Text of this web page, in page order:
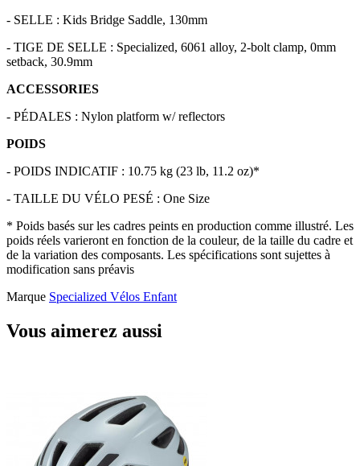
- SELLE : Kids Bridge Saddle, 130mm
- TIGE DE SELLE : Specialized, 6061 alloy, 2-bolt clamp, 0mm
setback, 30.9mm
ACCESSORIES
- PÉDALES : Nylon platform w/ reflectors
POIDS
- POIDS INDICATIF : 10.75 kg (23 lb, 11.2 oz)*
- TAILLE DU VÉLO PESÉ : One Size
* Poids basés sur les cadres peints en production comme illustré. Les
poids réels varieront en fonction de la couleur, de la taille du cadre et
de la variation des composants. Les spécifications sont sujettes à
modification sans préavis
Marque Specialized Vélos Enfant
Vous aimerez aussi